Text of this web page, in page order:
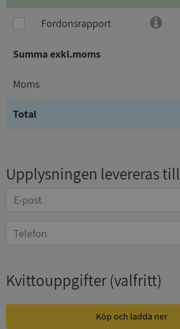
Fordonsrapport
Summa exkl.moms
Moms
Total
Upplysningen levereras till
Kvittouppgifter(valfritt)
Köp och ladda ner